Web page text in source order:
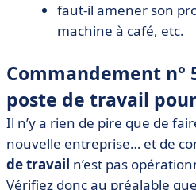
faut-il amener son
machine à café, etc.
Commandement n°
poste de travail pour
Il n’y a rien de pire que de
nouvelle entreprise… et de
de travail n’est pas
Vérifiez donc au préalable